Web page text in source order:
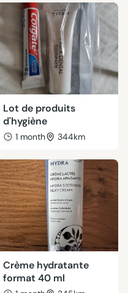
Lot de produits
d'hygiène
1 month 344km
Crème hydratante
format 40 ml